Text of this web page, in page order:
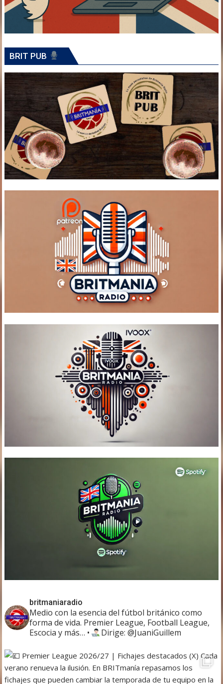
BRIT PUB
britmaniaradio
Medio con la esencia del fútbol británico como
forma de vida. Premier League, Football League,
Escocia y más… • Dirige: @JuaniGuillem